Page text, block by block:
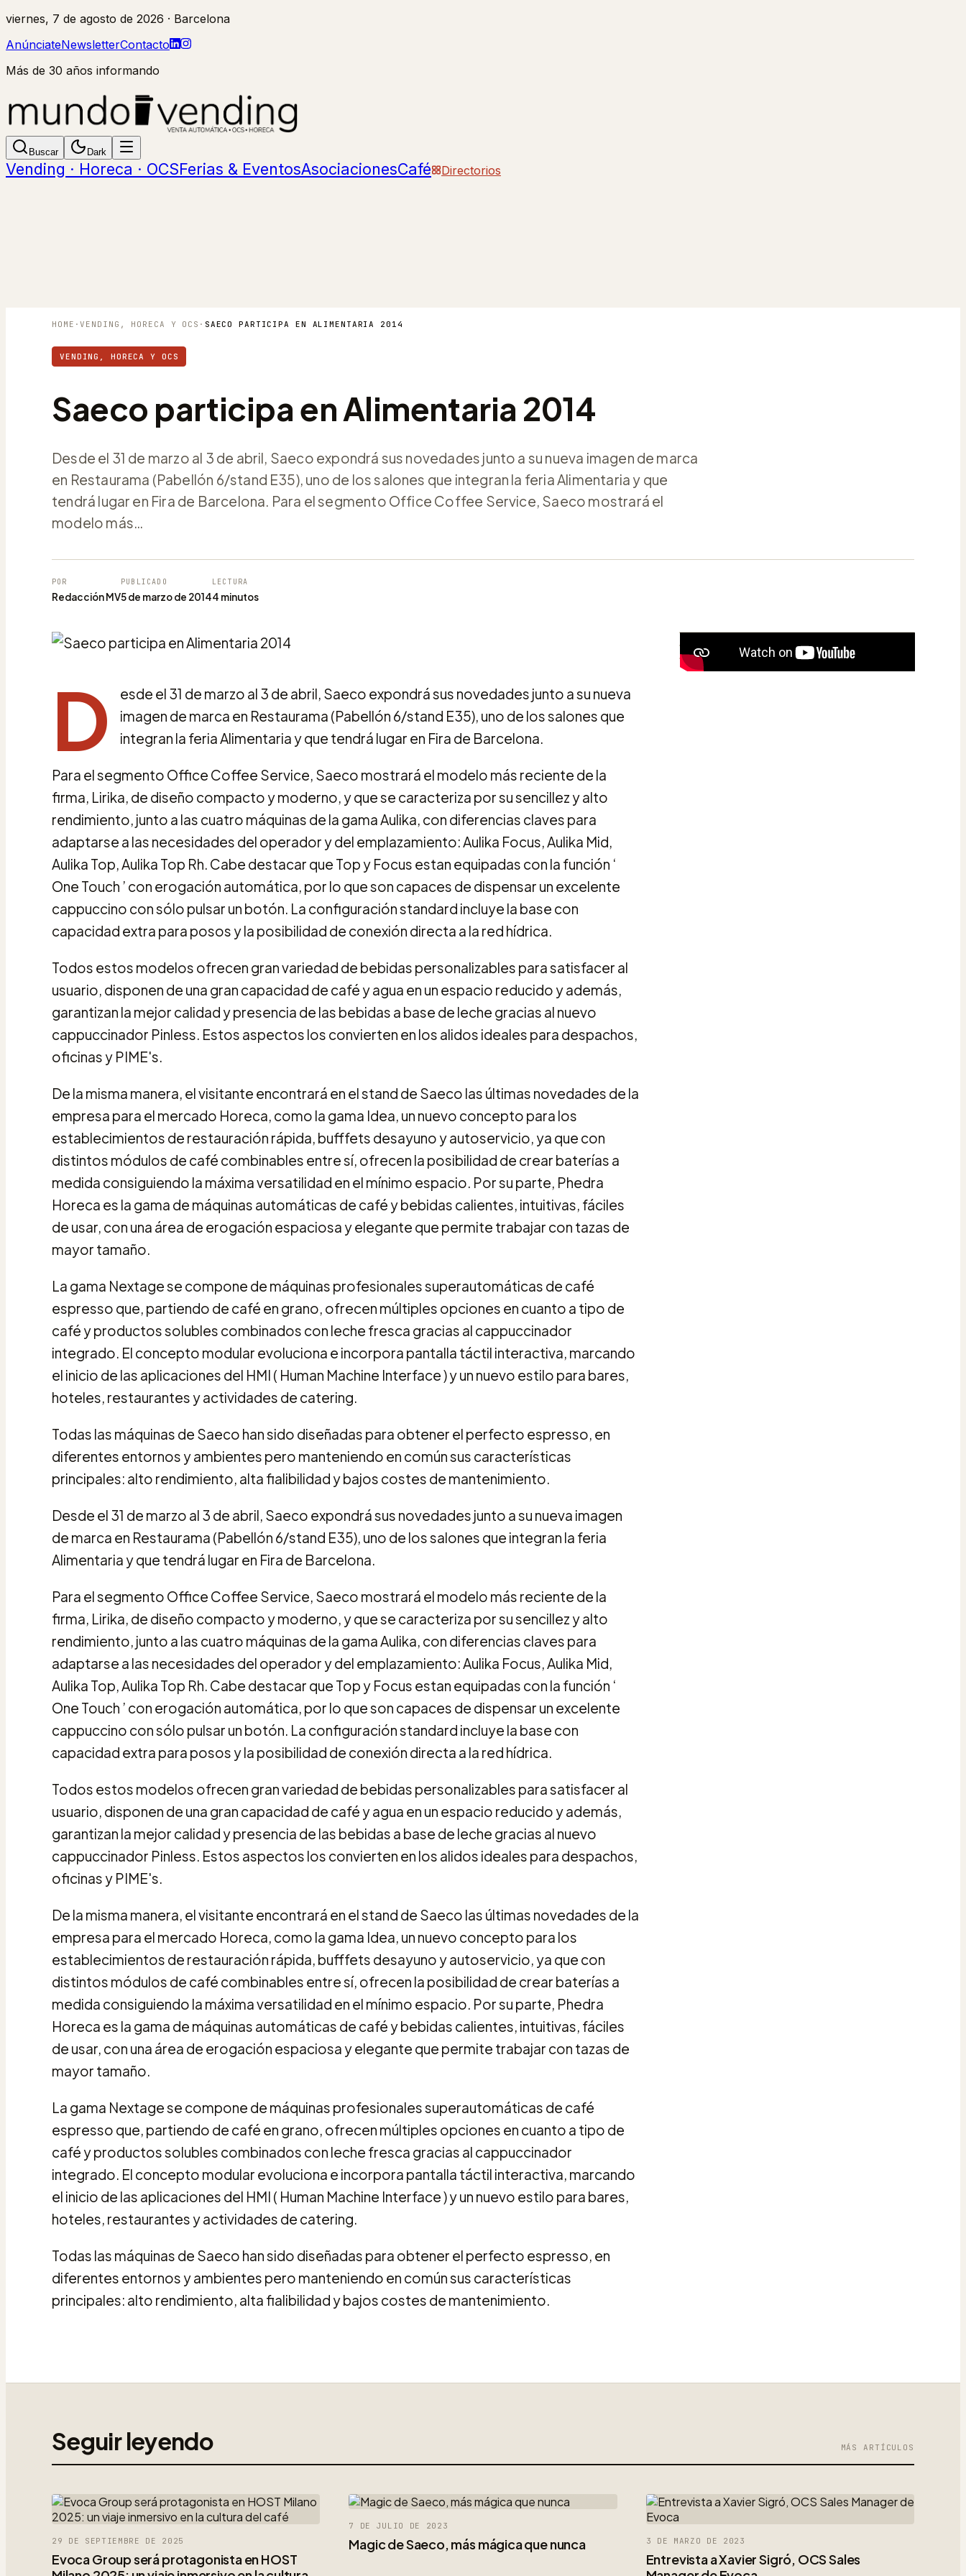
viernes, 7 de agosto de 2026 · Barcelona
AnúnciateNewsletterContacto
Más de 30 años informando
Buscar Dark
Vending · Horeca · OCSFerias & EventosAsociacionesCafé Directorios
HOME ·VENDING, HORECA Y OCS · SAECO PARTICIPA EN ALIMENTARIA 2014
VENDING, HORECA Y OCS
Saeco participa en Alimentaria 2014
Desde el 31 de marzo al 3 de abril, Saeco expondrá sus novedades junto a su nueva imagen de marca
en Restaurama (Pabellón 6/stand E35), uno de los salones que integran la feria Alimentaria y que
tendrá lugar en Fira de Barcelona. Para el segmento Office Coffee Service, Saeco mostrará el
modelo más…
POR
Redacción MV
PUBLICADO
5 de marzo de 2014
LECTURA
4 minutos
D
esde el 31 de marzo al 3 de abril, Saeco expondrá sus novedades junto a su nueva
imagen de marca en Restaurama (Pabellón 6/stand E35), uno de los salones que
integran la feria Alimentaria y que tendrá lugar en Fira de Barcelona.
Para el segmento Office Coffee Service, Saeco mostrará el modelo más reciente de la
firma, Lirika, de diseño compacto y moderno, y que se caracteriza por su sencillez y alto
rendimiento, junto a las cuatro máquinas de la gama Aulika, con diferencias claves para
adaptarse a las necesidades del operador y del emplazamiento: Aulika Focus, Aulika Mid,
Aulika Top, Aulika Top Rh. Cabe destacar que Top y Focus estan equipadas con la función ‘
One Touch ’ con erogación automática, por lo que son capaces de dispensar un excelente
cappuccino con sólo pulsar un botón. La configuración standard incluye la base con
capacidad extra para posos y la posibilidad de conexión directa a la red hídrica.
Todos estos modelos ofrecen gran variedad de bebidas personalizables para satisfacer al
usuario, disponen de una gran capacidad de café y agua en un espacio reducido y además,
garantizan la mejor calidad y presencia de las bebidas a base de leche gracias al nuevo
cappuccinador Pinless. Estos aspectos los convierten en los alidos ideales para despachos,
oficinas y PIME's.
De la misma manera, el visitante encontrará en el stand de Saeco las últimas novedades de la
empresa para el mercado Horeca, como la gama Idea, un nuevo concepto para los
establecimientos de restauración rápida, bufffets desayuno y autoservicio, ya que con
distintos módulos de café combinables entre sí, ofrecen la posibilidad de crear baterías a
medida consiguiendo la máxima versatilidad en el mínimo espacio. Por su parte, Phedra
Horeca es la gama de máquinas automáticas de café y bebidas calientes, intuitivas, fáciles
de usar, con una área de erogación espaciosa y elegante que permite trabajar con tazas de
mayor tamaño.
La gama Nextage se compone de máquinas profesionales superautomáticas de café
espresso que, partiendo de café en grano, ofrecen múltiples opciones en cuanto a tipo de
café y productos solubles combinados con leche fresca gracias al cappuccinador
integrado. El concepto modular evoluciona e incorpora pantalla táctil interactiva, marcando
el inicio de las aplicaciones del HMI ( Human Machine Interface ) y un nuevo estilo para bares,
hoteles, restaurantes y actividades de catering.
Todas las máquinas de Saeco han sido diseñadas para obtener el perfecto espresso, en
diferentes entornos y ambientes pero manteniendo en común sus características
principales: alto rendimiento, alta fialibilidad y bajos costes de mantenimiento.
Desde el 31 de marzo al 3 de abril, Saeco expondrá sus novedades junto a su nueva imagen
de marca en Restaurama (Pabellón 6/stand E35), uno de los salones que integran la feria
Alimentaria y que tendrá lugar en Fira de Barcelona.
Para el segmento Office Coffee Service, Saeco mostrará el modelo más reciente de la
firma, Lirika, de diseño compacto y moderno, y que se caracteriza por su sencillez y alto
rendimiento, junto a las cuatro máquinas de la gama Aulika, con diferencias claves para
adaptarse a las necesidades del operador y del emplazamiento: Aulika Focus, Aulika Mid,
Aulika Top, Aulika Top Rh. Cabe destacar que Top y Focus estan equipadas con la función ‘
One Touch ’ con erogación automática, por lo que son capaces de dispensar un excelente
cappuccino con sólo pulsar un botón. La configuración standard incluye la base con
capacidad extra para posos y la posibilidad de conexión directa a la red hídrica.
Todos estos modelos ofrecen gran variedad de bebidas personalizables para satisfacer al
usuario, disponen de una gran capacidad de café y agua en un espacio reducido y además,
garantizan la mejor calidad y presencia de las bebidas a base de leche gracias al nuevo
cappuccinador Pinless. Estos aspectos los convierten en los alidos ideales para despachos,
oficinas y PIME's.
De la misma manera, el visitante encontrará en el stand de Saeco las últimas novedades de la
empresa para el mercado Horeca, como la gama Idea, un nuevo concepto para los
establecimientos de restauración rápida, bufffets desayuno y autoservicio, ya que con
distintos módulos de café combinables entre sí, ofrecen la posibilidad de crear baterías a
medida consiguiendo la máxima versatilidad en el mínimo espacio. Por su parte, Phedra
Horeca es la gama de máquinas automáticas de café y bebidas calientes, intuitivas, fáciles
de usar, con una área de erogación espaciosa y elegante que permite trabajar con tazas de
mayor tamaño.
La gama Nextage se compone de máquinas profesionales superautomáticas de café
espresso que, partiendo de café en grano, ofrecen múltiples opciones en cuanto a tipo de
café y productos solubles combinados con leche fresca gracias al cappuccinador
integrado. El concepto modular evoluciona e incorpora pantalla táctil interactiva, marcando
el inicio de las aplicaciones del HMI ( Human Machine Interface ) y un nuevo estilo para bares,
hoteles, restaurantes y actividades de catering.
Todas las máquinas de Saeco han sido diseñadas para obtener el perfecto espresso, en
diferentes entornos y ambientes pero manteniendo en común sus características
principales: alto rendimiento, alta fialibilidad y bajos costes de mantenimiento.
Seguir leyendo MÁS ARTÍCULOS
29 DE SEPTIEMBRE DE 2025
Evoca Group será protagonista en HOST
7 DE JULIO DE 2023
Magic de Saeco, más mágica que nunca 3 DE MARZO DE 2023
Entrevista a Xavier Sigró, OCS Sales